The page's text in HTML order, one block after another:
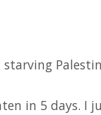
starving
in 5 days. I